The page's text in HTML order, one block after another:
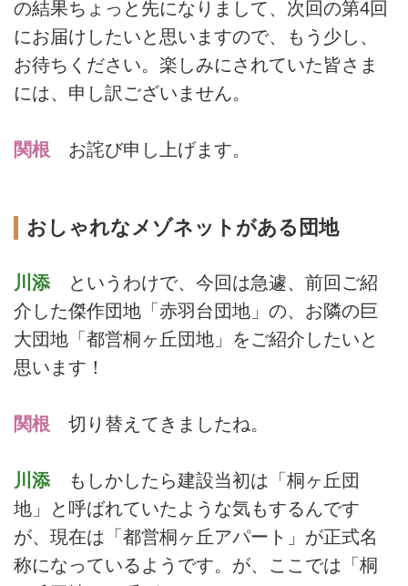
の結果ちょっと先になりまして、次回の第4回
にお届けしたいと思いますので、もう少し、
お待ちください。楽しみにされていた皆さま
には、申し訳ございません。
関根 お詫び申し上げます。
おしゃれなメゾネットがある団地
川添 というわけで、今回は急遽、前回ご紹
介した傑作団地「赤羽台団地」の、お隣の巨
大団地「都営桐ヶ丘団地」をご紹介したいと
思います！
関根 切り替えてきましたね。
川添 もしかしたら建設当初は「桐ヶ丘団
地」と呼ばれていたような気もするんです
が、現在は「都営桐ヶ丘アパート」が正式名
称になっているようです。が、ここでは「桐